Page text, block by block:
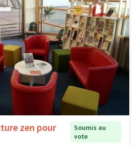
zen pour
Soumis au
vote